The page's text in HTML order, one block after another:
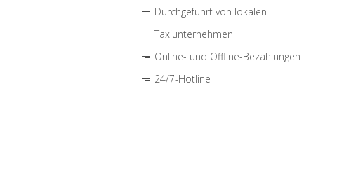
Durchgeführt von lokalen
Taxiunternehmen
Online- und Offline-Bezahlungen
24/7-Hotline